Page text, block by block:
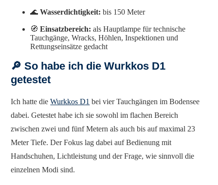
🌊Wasserdichtigkeit: bis 150 Meter
🧭Einsatzbereich: als Hauptlampe für technische
Tauchgänge, Wracks, Höhlen, Inspektionen und
Rettungseinsätze gedacht
🔎 So habe ich die Wurkkos D1
getestet
Ich hatte dieWurkkos D1 bei vier Tauchgängen im Bodensee
dabei. Getestet habe ich sie sowohl im flachen Bereich
zwischen zwei und fünf Metern als auch bis auf maximal 23
Meter Tiefe. Der Fokus lag dabei auf Bedienung mit
Handschuhen, Lichtleistung und der Frage, wie sinnvoll die
einzelnen Modi sind.